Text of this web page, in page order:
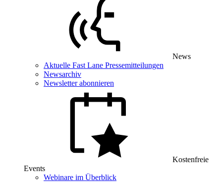
News
Aktuelle Fast Lane Pressemitteilungen
Newsarchiv
Newsletter abonnieren
Kostenfreie
Events
Webinare im Überblick